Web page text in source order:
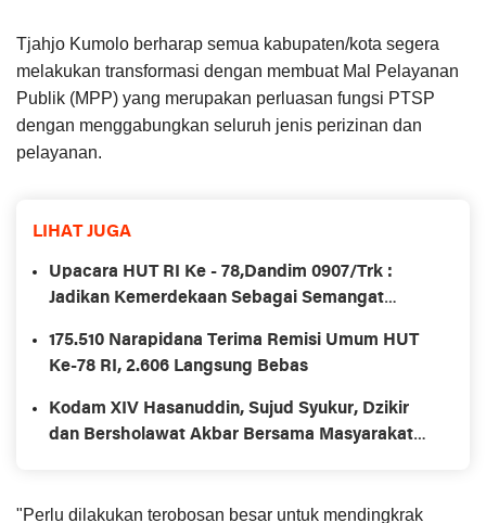
Tjahjo Kumolo berharap semua kabupaten/kota segera
melakukan transformasi dengan membuat Mal Pelayanan
Publik (MPP) yang merupakan perluasan fungsi PTSP
dengan menggabungkan seluruh jenis perizinan dan
pelayanan.
LIHAT JUGA
Upacara HUT RI Ke - 78,Dandim 0907/Trk :
Jadikan Kemerdekaan Sebagai Semangat
175.510 Narapidana Terima Remisi Umum HUT
Ke-78 RI, 2.606 Langsung Bebas
Kodam XIV Hasanuddin, Sujud Syukur, Dzikir
dan Bersholawat Akbar Bersama Masyarakat
"Perlu dilakukan terobosan besar untuk mendingkrak